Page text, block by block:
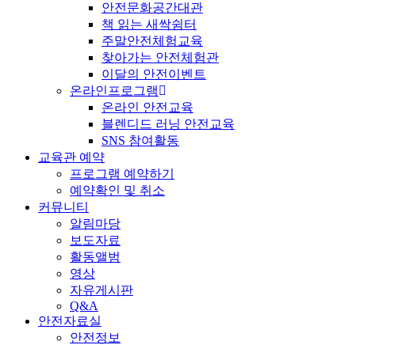
안전문화공간대관
책 읽는 새싹쉼터
주말안전체험교육
찾아가는 안전체험관
이달의 안전이벤트
온라인프로그램
온라인 안전교육
블렌디드 러닝 안전교육
SNS 참여활동
교육관 예약
프로그램 예약하기
예약확인 및 취소
커뮤니티
알림마당
보도자료
활동앨범
영상
자유게시판
Q&A
안전자료실
안전정보